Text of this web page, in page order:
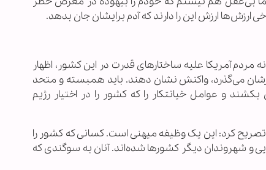
ارزش این را دارند که آدم برایشان جان بدهد.
آمریکا علیه ساختارهای قدرت در این کشور، اظهار
می‌گذرد، واکنش نشان دهند. باید همبسته و متحد
و عوامل خیانتکار را که کشور را در اختیار رژیم
کرد: این یک وظیفه میهنی است. کسانی که کشور را
و شهروندان دیگر کشورها شده‌اند. آنان به سوگندی که